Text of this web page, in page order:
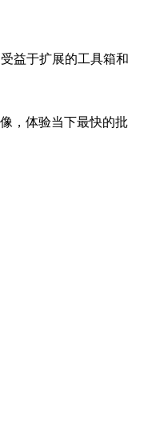
益于扩展的工具箱和
，体验当下最快的批